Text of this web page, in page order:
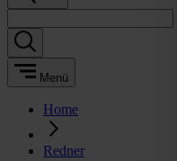
Menü
Home
Redner